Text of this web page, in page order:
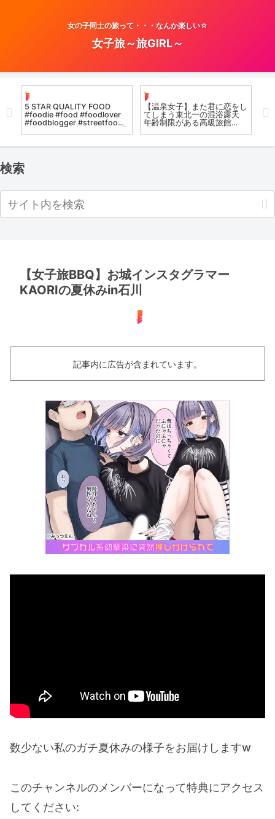
女の子同士の旅って・・・なんか楽しい☆
女子旅～旅GIRL～
お風呂女子こての
【温泉女子】また君に恋をし
てしまう東北一の混浴露天
年齢制限がある高級旅館
#koteno
温泉女子
#温泉女子 #vlog
【
浴
検索
【女子旅BBQ】お城インスタグラマー
KAORIの夏休みin石川
女子旅
記事内に広告が含まれています。
数少ない私のガチ夏休みの様子をお届けしますw
このチャンネルのメンバーになって特典にアクセス
してください: